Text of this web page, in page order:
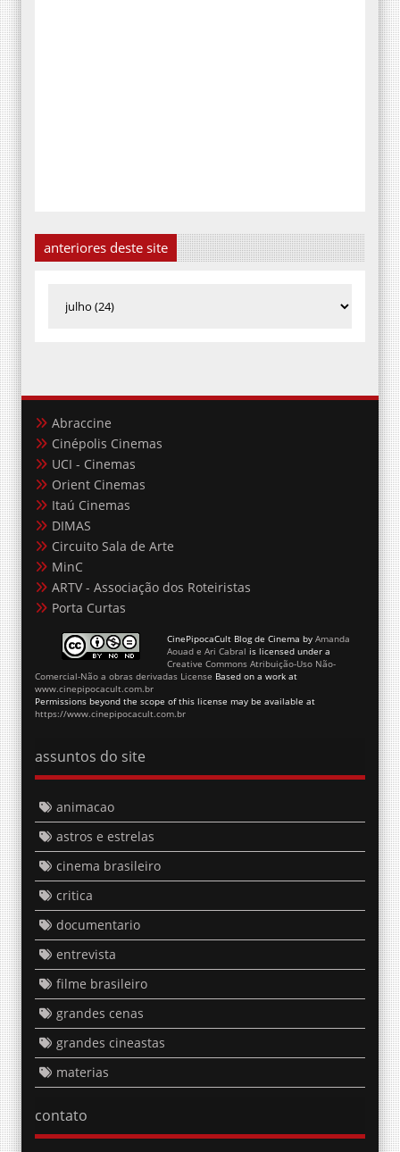
anteriores deste site
Abraccine
Cinépolis Cinemas
UCI - Cinemas
Orient Cinemas
Itaú Cinemas
DIMAS
Circuito Sala de Arte
MinC
ARTV - Associação dos Roteiristas
Porta Curtas
CinePipocaCult Blog de Cinema by Amanda
Aouad e Ari Cabral is licensed under a
Creative Commons Atribuição-Uso Não-
Comercial-Não a obras derivadas License Based on a work at
www.cinepipocacult.com.br
Permissions beyond the scope of this license may be available at
https://www.cinepipocacult.com.br
assuntos do site
animacao
astros e estrelas
cinema brasileiro
critica
documentario
entrevista
filme brasileiro
grandes cenas
grandes cineastas
materias
contato